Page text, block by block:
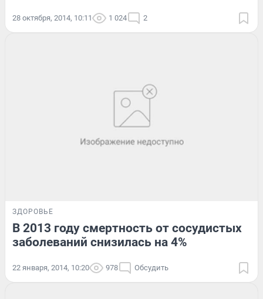
28 октября, 2014, 10:11 1 024 2
ЗДОРОВЬЕ
В 2013 году смертность от сосудистых
заболеваний снизилась на 4%
22 января, 2014, 10:20 978 Обсудить